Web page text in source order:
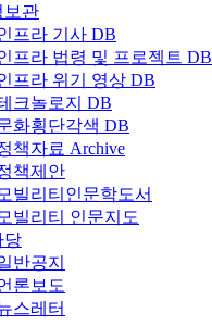
보관
프라 기사 DB
프라 법령 및 프로젝트 DB
프라 위기 영상 DB
크놀로지 DB
화횡단각색 DB
책자료 Archive
책제안
모빌리티인문학도서
모빌리티 인문지도
당
반공지
론보도
스레터